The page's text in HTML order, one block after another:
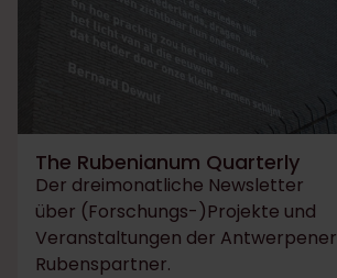
The Rubenianum Quarterly
Der dreimonatliche Newsletter
über (Forschungs-)Projekte und
Veranstaltungen der Antwerpener
Rubenspartner.